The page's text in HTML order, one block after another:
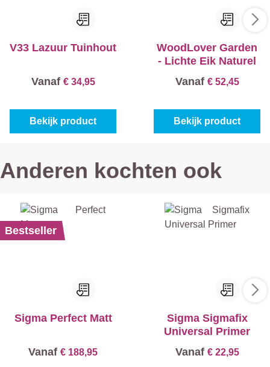
V33 Lazuur Tuinhout
Vanaf € 34,95
Bekijk product
WoodLover Garden
- Lichte Eik Naturel
Vanaf € 52,45
Bekijk product
Anderen kochten ook
Bestseller
Sigma Perfect Matt
Vanaf € 188,95
Sigma Sigmafix
Universal Primer
Vanaf € 22,95